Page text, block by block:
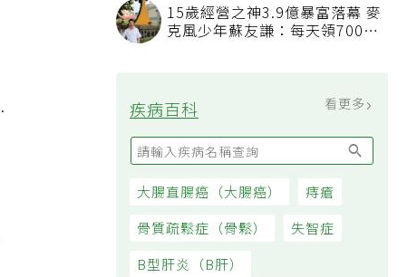
15歲經營之神3.9億暴富落幕 麥
克風少年蘇友謙：每天領700元
疾病百科 看更多
大腸直腸癌（大腸癌）
痔瘡
骨質疏鬆症（骨鬆）
失智症
B型肝炎（B肝）